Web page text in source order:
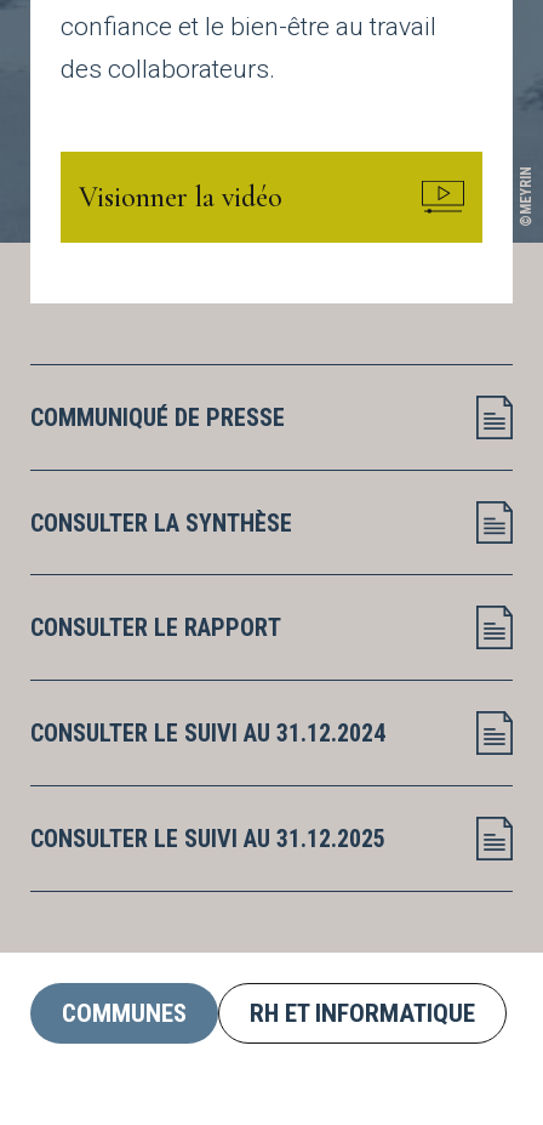
©MEYRIN
confiance et le bien-être au travail
des collaborateurs.
Visionner la vidéo
COMMUNIQUÉ DE PRESSE
CONSULTER LA SYNTHÈSE
CONSULTER LE RAPPORT
CONSULTER LE SUIVI AU 31.12.2024
CONSULTER LE SUIVI AU 31.12.2025
COMMUNES RH ET INFORMATIQUE